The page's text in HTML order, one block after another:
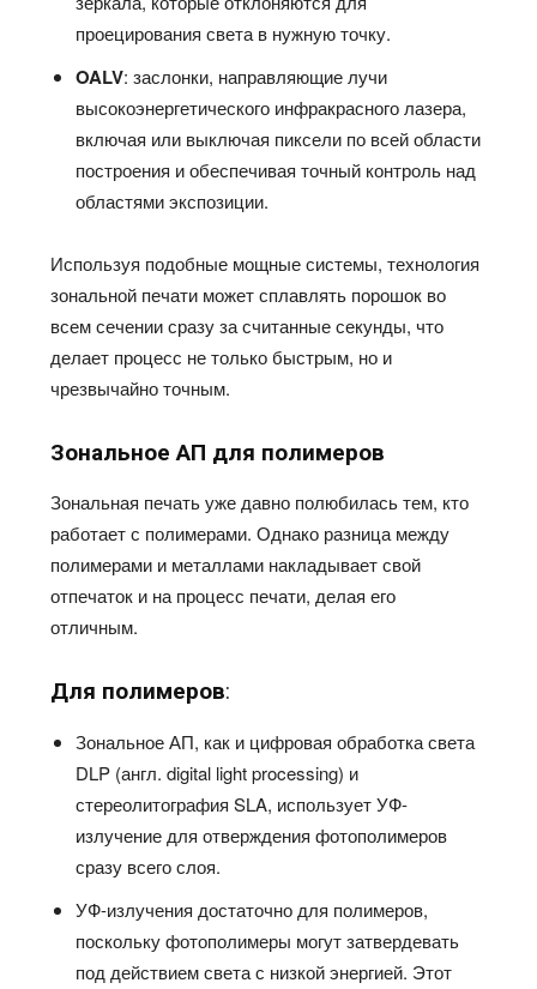
проецирования света в нужную точку.
OALV: заслонки, направляющие лучи
высокоэнергетического инфракрасного лазера,
включая или выключая пиксели по всей области
построения и обеспечивая точный контроль над
областями экспозиции.
Используя подобные мощные системы, технология
зональной печати может сплавлять порошок во
всем сечении сразу за считанные секунды, что
делает процесс не только быстрым, но и
чрезвычайно точным.
Зональное АП для полимеров
Зональная печать уже давно полюбилась тем, кто
работает с полимерами. Однако разница между
полимерами и металлами накладывает свой
отпечаток и на процесс печати, делая его
отличным.
Для полимеров:
Зональное АП, как и цифровая обработка света
DLP (англ. digital light processing) и
стереолитография SLA, использует УФ-
излучение для отверждения фотополимеров
сразу всего слоя.
УФ-излучения достаточно для полимеров,
поскольку фотополимеры могут затвердевать
под действием света с низкой энергией. Этот